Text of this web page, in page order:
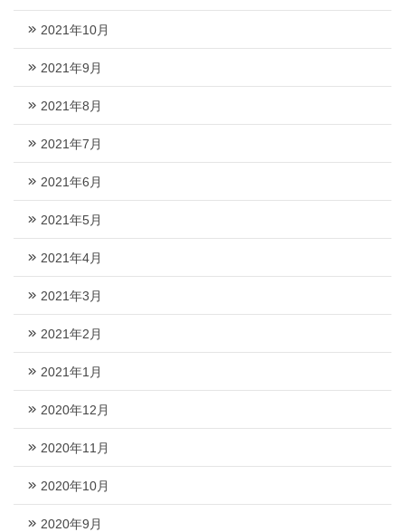
2021年10月
2021年9月
2021年8月
2021年7月
2021年6月
2021年5月
2021年4月
2021年3月
2021年2月
2021年1月
2020年12月
2020年11月
2020年10月
2020年9月